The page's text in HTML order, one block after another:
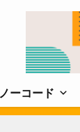
ノーコード